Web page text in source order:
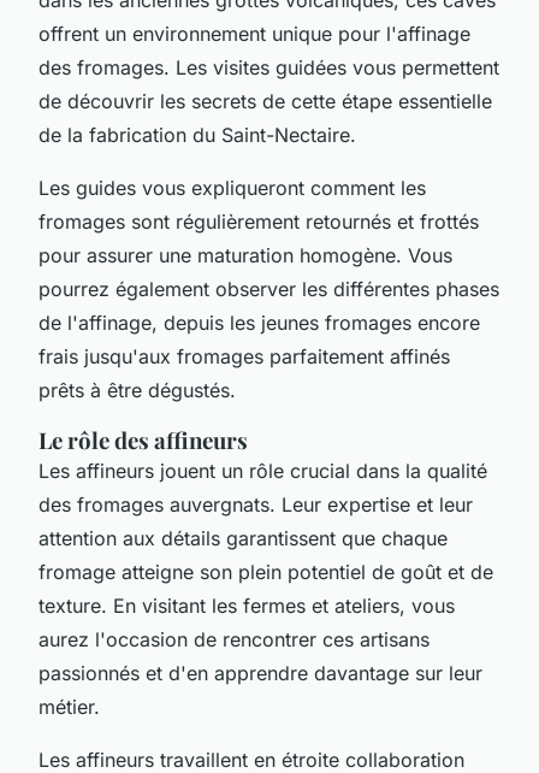
offrent un environnement unique pour l'affinage
des fromages. Les visites guidées vous permettent
de découvrir les secrets de cette étape essentielle
de la fabrication du Saint-Nectaire.
Les guides vous expliqueront comment les
fromages sont régulièrement retournés et frottés
pour assurer une maturation homogène. Vous
pourrez également observer les différentes phases
de l'affinage, depuis les jeunes fromages encore
frais jusqu'aux fromages parfaitement affinés
prêts à être dégustés.
Le rôle des affineurs
Les affineurs jouent un rôle crucial dans la qualité
des fromages auvergnats. Leur expertise et leur
attention aux détails garantissent que chaque
fromage atteigne son plein potentiel de goût et de
texture. En visitant les fermes et ateliers, vous
aurez l'occasion de rencontrer ces artisans
passionnés et d'en apprendre davantage sur leur
métier.
Les affineurs travaillent en étroite collaboration